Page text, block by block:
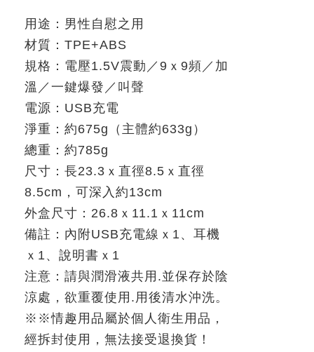
用途：男性自慰之用
材質： TPE+ABS
規格：電壓1.5V震動／ 9 ｘ 9頻／加
溫／一鍵爆發／叫聲
電源： USB充電
淨重：約675g （主體約633g ）
總重：約785g
尺寸：長23.3 ｘ 直徑8.5 ｘ 直徑
8.5cm ，可深入約13cm
外盒尺寸： 26.8 ｘ 11.1 ｘ 11cm
備註：內附USB充電線ｘ 1 、耳機
ｘ 1 、說明書ｘ 1
注意：請與潤滑液共用 .並保存於陰
涼處，欲重覆使用 . 用後清水沖洗。
※ ※情趣用品屬於個人衛生用品，
經拆封使用，無法接受退換貨！